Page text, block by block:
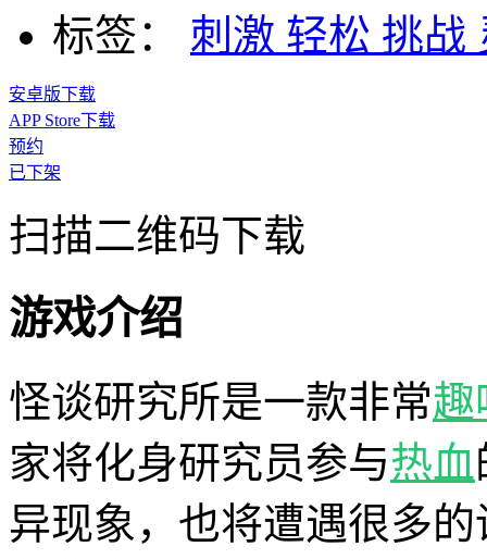
标签：
刺激 轻松 挑战
安卓版下载
APP Store下载
预约
已下架
扫描二维码下载
游戏介绍
怪谈研究所是一款非常趣
家将化身研究员参与热血
异现象，也将遭遇很多